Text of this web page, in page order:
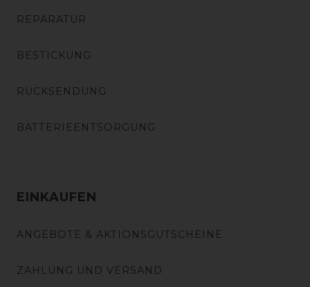
REPARATUR
BESTICKUNG
RÜCKSENDUNG
BATTERIEENTSORGUNG
EINKAUFEN
ANGEBOTE & AKTIONSGUTSCHEINE
ZAHLUNG UND VERSAND